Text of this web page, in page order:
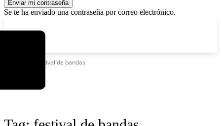
Se te ha enviado una contraseña por correo electrónico.
Festival de bandas